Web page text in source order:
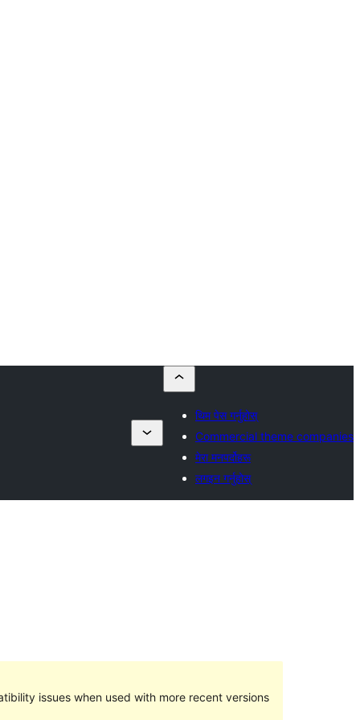
थिम पेस गर्नुहोस्
Commercial theme companies
मेरा मनपर्दोहरू
लगइन गर्नुहोस्
issues when used with more recent versions